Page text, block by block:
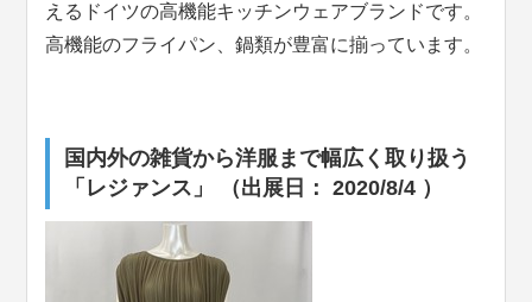
えるドイツの高機能キッチンウェアブランドです。
高機能のフライパン、鍋類が豊富に揃っています。
国内外の雑貨から洋服まで幅広く取り扱う
「レジァンス」 （出展日： 2020/8/4 ）